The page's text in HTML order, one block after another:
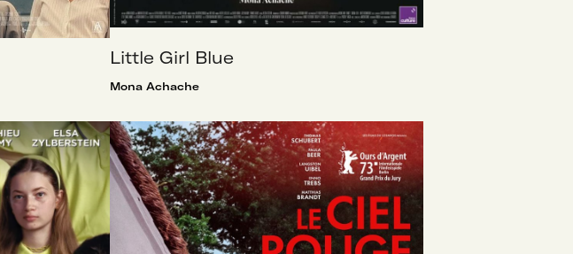
Little Girl Blue
Mona Achache